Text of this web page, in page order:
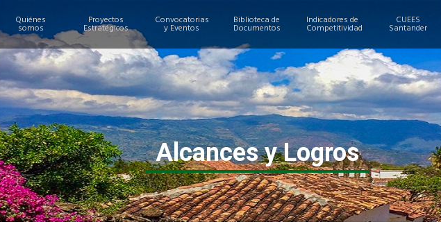
Quiénes
somos
Historia
Alcances y Logros
Miembros
Estructura
Proyectos
Estratégicos
Convocatorias
y Eventos
Biblioteca de
Documentos
Indicadores de
Competitividad
CUEES
Santander
Alcances y Logros